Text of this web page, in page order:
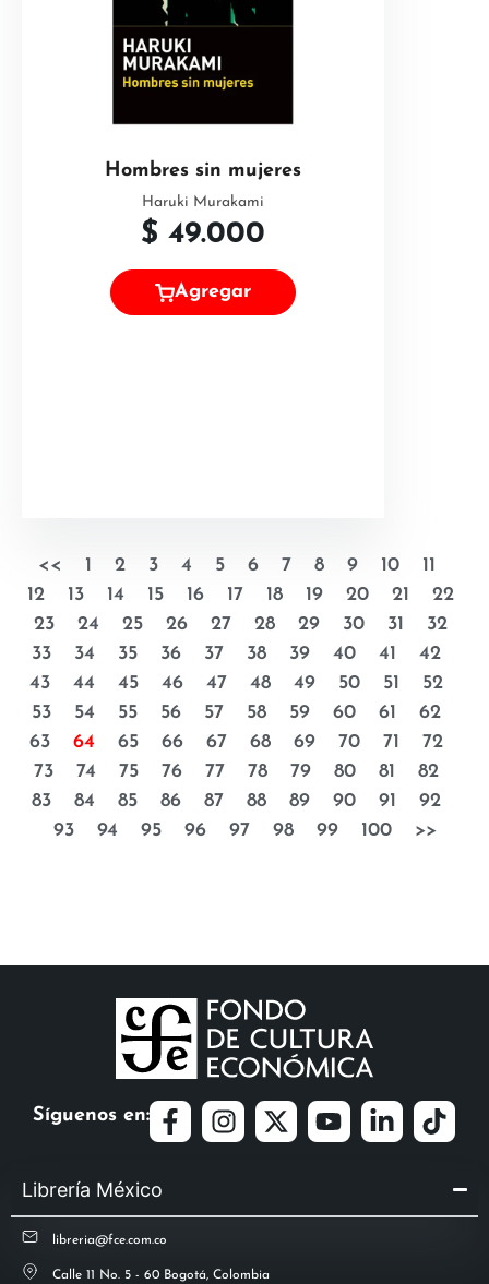
Hombres sin mujeres
Haruki Murakami
$ 49.000
Agregar
<< 1 2 3 4 5 6 7 8 9 10
11
12
13 14 15 16 17 18 19 20 21
22
23
24 25 26 27 28 29 30 31
32
33
34 35 36 37 38 39 40 41
42
43
44 45 46 47 48 49 50 51
52
53
54 55 56 57 58 59 60 61
62
63
64 65 66 67 68 69 70 71
72
73
74 75 76 77 78 79 80 81
82
83
84 85 86 87 88 89 90 91
92
93
94 95 96 97 98 99 100 >>
Síguenos en:
Librería México
libreria@fce.com.co
Calle 11 No. 5 - 60 Bogotá, Colombia